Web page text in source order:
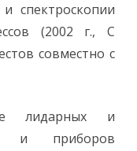
спектроскопии
(2002 г., С
совместно с
лидарных и
и приборов